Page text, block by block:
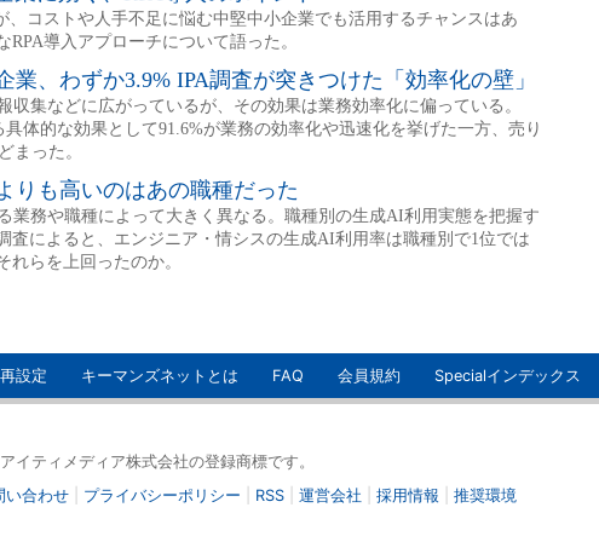
設定 キーマンズネットとは FAQ 会員規約 Specialインデックス
イティメディア株式会社の登録商標です。
い合わせ プライバシーポリシー RSS 運営会社 採用情報 推奨環境